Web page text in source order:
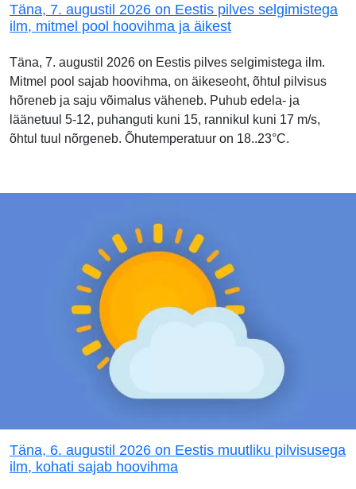
Täna, 7. augustil 2026 on Eestis pilves selgimistega
ilm, mitmel pool hoovihma ja äikest
Täna, 7. augustil 2026 on Eestis pilves selgimistega ilm.
Mitmel pool sajab hoovihma, on äikeseoht, õhtul pilvisus
hõreneb ja saju võimalus väheneb. Puhub edela- ja
läänetuul 5-12, puhanguti kuni 15, rannikul kuni 17 m/s,
õhtul tuul nõrgeneb. Õhutemperatuur on 18..23°C.
Täna, 6. augustil 2026 on Eestis muutliku pilvisusega
ilm, kohati sajab hoovihma